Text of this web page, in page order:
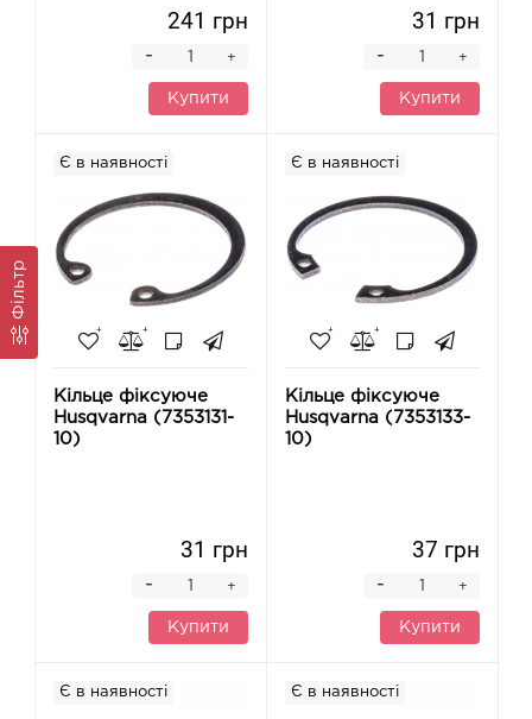
Фільтр
241 грн
+
-
Купити
31 грн
+
-
Купити
Є в наявності
Кільце фіксуюче
Husqvarna (7353131-
10)
31 грн
+
-
Купити
Є в наявності
Кільце фіксуюче
Husqvarna (7353133-
10)
37 грн
+
-
Купити
Є в наявності Є в наявності